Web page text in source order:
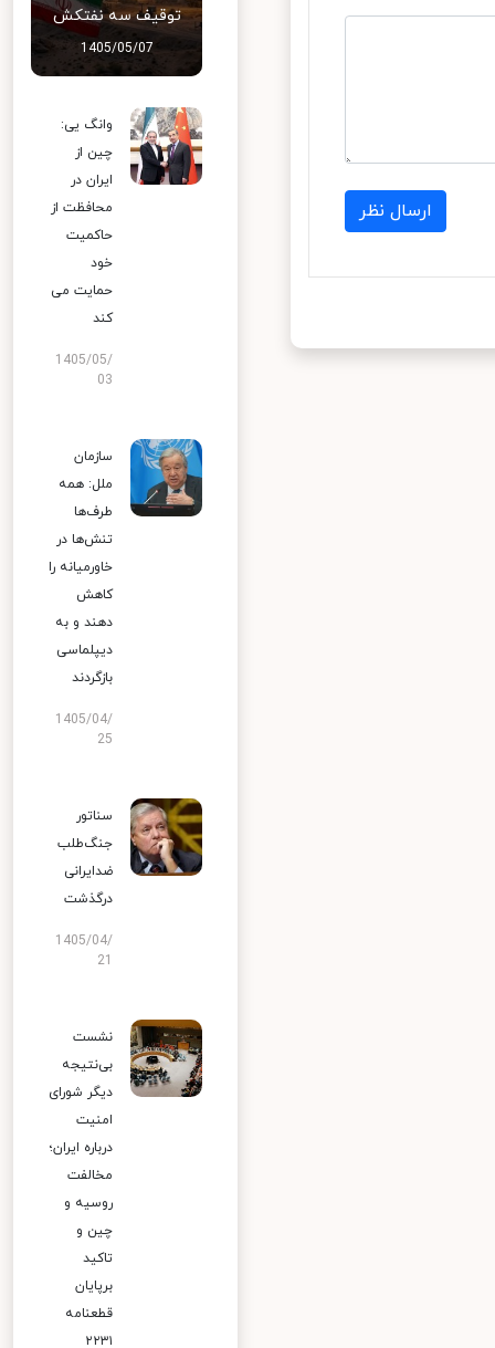
ارسال نظر
توقیف سه نفتکش
1405/05/07
وانگ یی:
چین از
ایران در
محافظت از
حاکمیت
خود
حمایت می
کند
1405/05/
03
سازمان
ملل: همه
طرف‌ها
تنش‌ها در
خاورمیانه را
کاهش
دهند و به
دیپلماسی
بازگردند
1405/04/
25
سناتور
جنگ‌طلب
ضدایرانی
درگذشت
1405/04/
نشست
بی‌نتیجه
دیگر شورای
امنیت
درباره ایران؛
مخالفت
روسیه و
چین و
تاکید
برپایان
قطعنامه
۲۲۳۱